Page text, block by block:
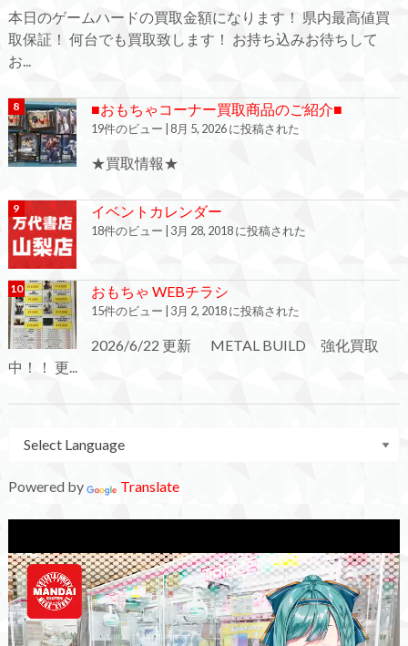
本日のゲームハードの買取金額になります！ 県内最高値買
取保証！ 何台でも買取致します！ お持ち込みお待ちして
お...
■おもちゃコーナー買取商品のご紹介■
19件のビュー | 8月 5, 2026 に投稿された
★買取情報★
イベントカレンダー
18件のビュー | 3月 28, 2018 に投稿された
おもちゃ WEBチラシ
15件のビュー | 3月 2, 2018 に投稿された
2026/6/22 更新 METAL BUILD 強化買取
中！！ 更...
Powered by Translate